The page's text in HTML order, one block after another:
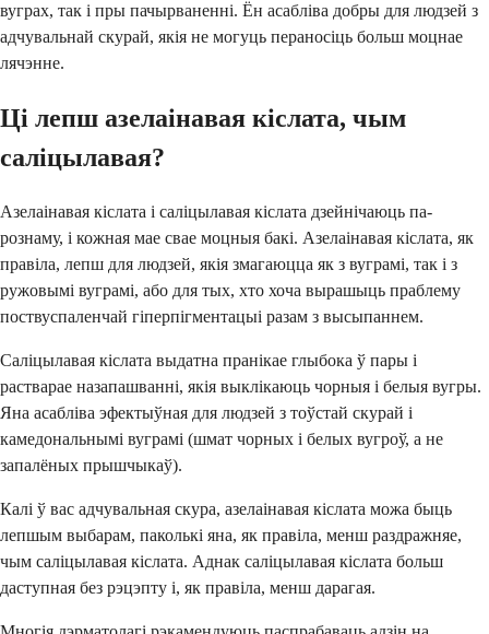
вуграх, так і пры пачырваненні. Ён асабліва добры для людзей з
адчувальнай скурай, якія не могуць пераносіць больш моцнае
лячэнне.
Ці лепш азелаінавая кіслата, чым
саліцылавая?
Азелаінавая кіслата і саліцылавая кіслата дзейнічаюць па-
рознаму, і кожная мае свае моцныя бакі. Азелаінавая кіслата, як
правіла, лепш для людзей, якія змагаюцца як з вуграмі, так і з
ружовымі вуграмі, або для тых, хто хоча вырашыць праблему
поствуспаленчай гіперпігментацыі разам з высыпаннем.
Саліцылавая кіслата выдатна пранікае глыбока ў пары і
растварае назапашванні, якія выклікаюць чорныя і белыя вугры.
Яна асабліва эфектыўная для людзей з тоўстай скурай і
камедональнымі вуграмі (шмат чорных і белых вугроў, а не
запалёных прышчыкаў).
Калі ў вас адчувальная скура, азелаінавая кіслата можа быць
лепшым выбарам, паколькі яна, як правіла, менш раздражняе,
чым саліцылавая кіслата. Аднак саліцылавая кіслата больш
даступная без рэцэпту і, як правіла, менш дарагая.